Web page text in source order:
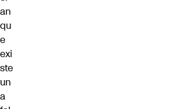
an
qu
e
exi
ste
un
a